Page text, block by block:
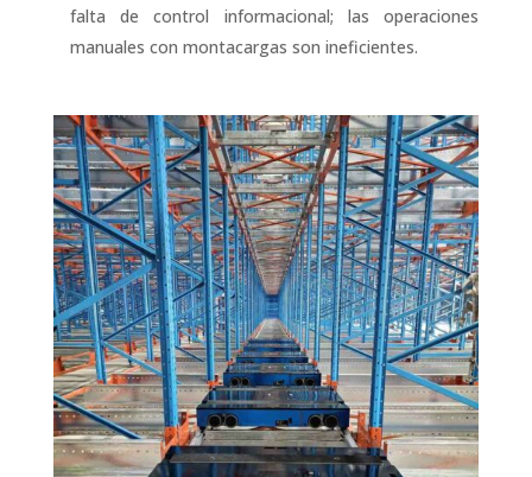
falta de control informacional; las operaciones
manuales con montacargas son ineficientes.